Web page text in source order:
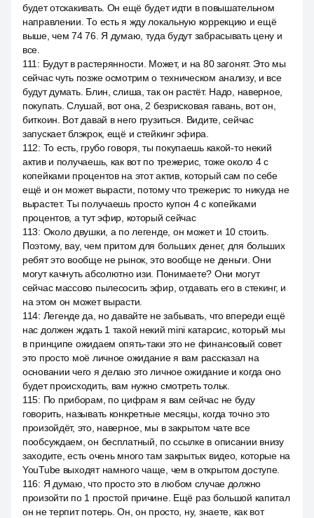
будет отскакивать. Он ещё будет идти в повышательном
направлении. То есть я жду локальную коррекцию и ещё
выше, чем 74 76. Я думаю, туда будут забрасывать цену и
все.
111 : Будут в растерянности. Может, и на 80 загонят. Это мы
сейчас чуть позже осмотрим о техническом анализу, и все
будут думать. Блин, слиша, так он растёт. Надо, наверное,
покупать. Слушай, вот она, 2 безрисковая гавань, вот он,
биткоин. Вот давай в него грузиться. Видите, сейчас
запускает блэкрок, ещё и стейкинг эфира.
112: То есть, грубо говоря, ты покупаешь какой-то некий
актив и получаешь, как вот по трежерис, тоже около 4 с
копейками процентов на этот актив, который сам по себе
ещё и он может вырасти, потому что трежерис то никуда не
вырастет. Ты получаешь просто купон 4 с копейками
процентов, а тут эфир, который сейчас
113: Около двушки, а по легенде, он может и 10 стоить.
Поэтому, вау, чем притом для больших денег, для больших
ребят это вообще не рынок, это вообще не деньги. Они
могут качнуть абсолютно изи. Понимаете? Они могут
сейчас массово пылесосить эфир, отдавать его в стекинг, и
на этом он может вырасти.
114: Легенде да, но давайте не забывать, что впереди ещё
нас должен ждать 1 такой некий mini катарсис, который мы
в принципе ожидаем опять-таки это не финансовый совет
это просто моё личное ожидание я вам рассказал на
основании чего я делаю это личное ожидание и когда оно
будет происходить, вам нужно смотреть тольк.
115: По приборам, по цифрам я вам сейчас не буду
говорить, называть конкретные месяцы, когда точно это
произойдёт, это, наверное, мы в закрытом чате все
пообсуждаем, он бесплатный, по ссылке в описании внизу
заходите, есть очень много там закрытых видео, которые на
YouTube выходят намного чаще, чем в открытом доступе.
116: Я думаю, что просто это в любом случае должно
произойти по 1 простой причине. Ещё раз большой капитал
он не терпит потерь. Он, он просто, ну, знаете, как вот